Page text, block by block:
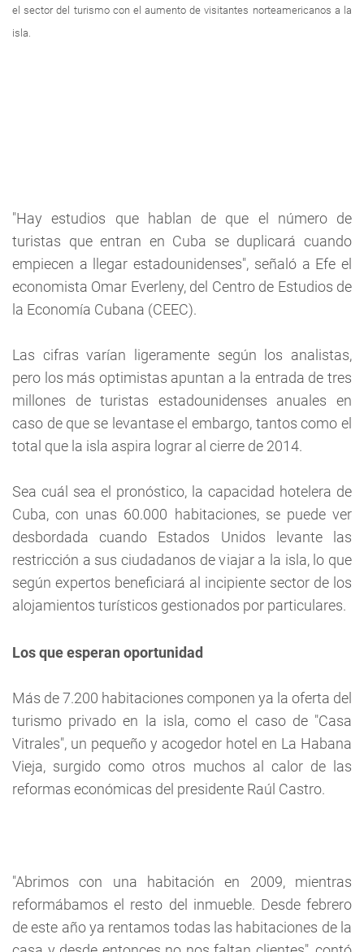
el sector del turismo con el aumento de visitantes norteamericanos a la
isla.
"Hay estudios que hablan de que el número de
turistas que entran en Cuba se duplicará cuando
empiecen a llegar estadounidenses", señaló a Efe el
economista Omar Everleny, del Centro de Estudios de
la Economía Cubana (CEEC).
Las cifras varían ligeramente según los analistas,
pero los más optimistas apuntan a la entrada de tres
millones de turistas estadounidenses anuales en
caso de que se levantase el embargo, tantos como el
total que la isla aspira lograr al cierre de 2014.
Sea cuál sea el pronóstico, la capacidad hotelera de
Cuba, con unas 60.000 habitaciones, se puede ver
desbordada cuando Estados Unidos levante las
restricción a sus ciudadanos de viajar a la isla, lo que
según expertos beneficiará al incipiente sector de los
alojamientos turísticos gestionados por particulares.
Los que esperan oportunidad
Más de 7.200 habitaciones componen ya la oferta del
turismo privado en la isla, como el caso de "Casa
Vitrales", un pequeño y acogedor hotel en La Habana
Vieja, surgido como otros muchos al calor de las
reformas económicas del presidente Raúl Castro.
"Abrimos con una habitación en 2009, mientras
reformábamos el resto del inmueble. Desde febrero
de este año ya rentamos todas las habitaciones de la